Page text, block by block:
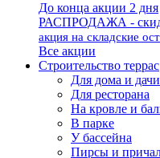
До конца акции 2 дня
РАСПРОДАЖА -
акция на складские
Все акции
Строительство террас
Для дома и дачи
Для ресторана
На кровле и
В парке
У бассейна
Пирсы и